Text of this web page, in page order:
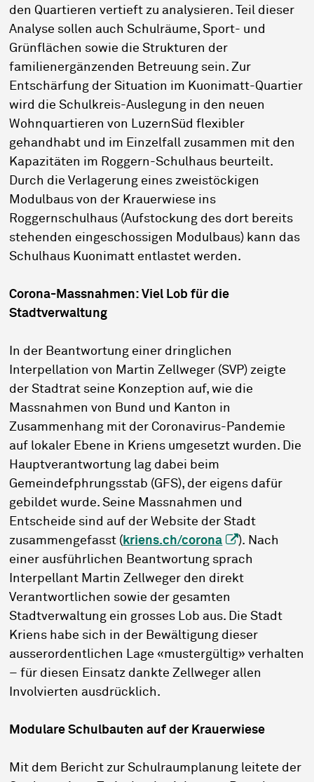
den Quartieren vertieft zu analysieren. Teil dieser
Analyse sollen auch Schulräume, Sport- und
Grünflächen sowie die Strukturen der
familienergänzenden Betreuung sein. Zur
Entschärfung der Situation im Kuonimatt-Quartier
wird die Schulkreis-Auslegung in den neuen
Wohnquartieren von LuzernSüd flexibler
gehandhabt und im Einzelfall zusammen mit den
Kapazitäten im Roggern-Schulhaus beurteilt.
Durch die Verlagerung eines zweistöckigen
Modulbaus von der Krauerwiese ins
Roggernschulhaus (Aufstockung des dort bereits
stehenden eingeschossigen Modulbaus) kann das
Schulhaus Kuonimatt entlastet werden.
Corona-Massnahmen: Viel Lob für die
Stadtverwaltung
In der Beantwortung einer dringlichen
Interpellation von Martin Zellweger (SVP) zeigte
der Stadtrat seine Konzeption auf, wie die
Massnahmen von Bund und Kanton in
Zusammenhang mit der Coronavirus-Pandemie
auf lokaler Ebene in Kriens umgesetzt wurden. Die
Hauptverantwortung lag dabei beim
Gemeindefphrungsstab (GFS), der eigens dafür
gebildet wurde. Seine Massnahmen und
Entscheide sind auf der Website der Stadt
zusammengefasst ( kriens.ch/corona
). Nach
einer ausführlichen Beantwortung sprach
Interpellant Martin Zellweger den direkt
Verantwortlichen sowie der gesamten
Stadtverwaltung ein grosses Lob aus. Die Stadt
Kriens habe sich in der Bewältigung dieser
ausserordentlichen Lage «mustergültig» verhalten
– für diesen Einsatz dankte Zellweger allen
Involvierten ausdrücklich.
Modulare Schulbauten auf der Krauerwiese
Mit dem Bericht zur Schulraumplanung leitete der